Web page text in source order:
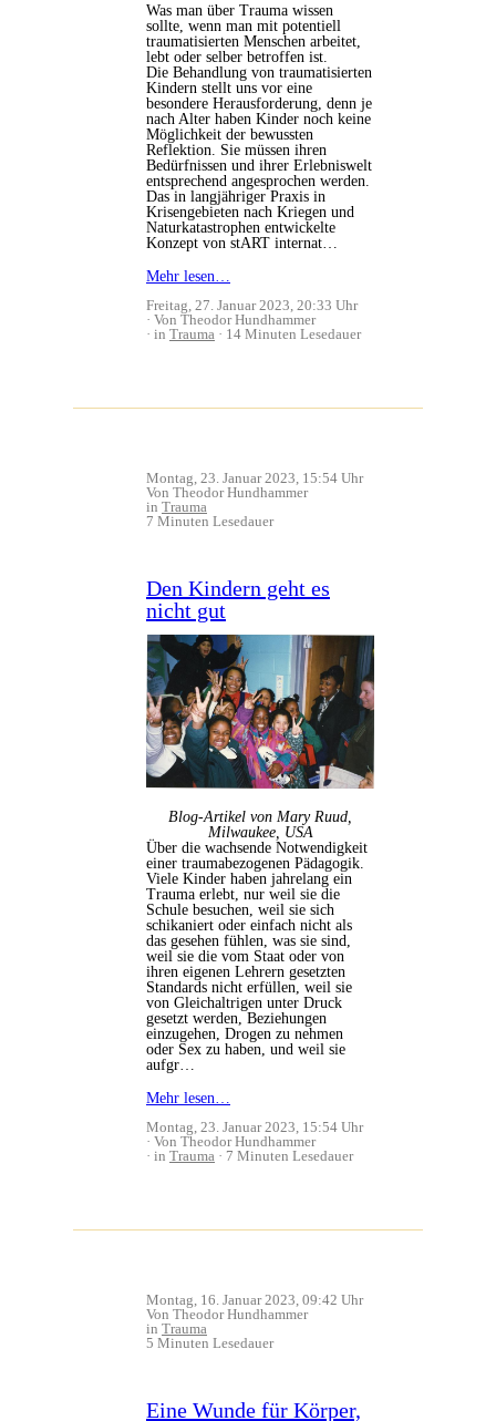
Was man über Trauma wissen
sollte, wenn man mit potentiell
traumatisierten Menschen arbeitet,
lebt oder selber betroffen ist.
Die Behandlung von traumatisierten
Kindern stellt uns vor eine
besondere Herausforderung, denn je
nach Alter haben Kinder noch keine
Möglichkeit der bewussten
Reflektion. Sie müssen ihren
Bedürfnissen und ihrer Erlebniswelt
entsprechend angesprochen werden.
Das in langjähriger Praxis in
Krisengebieten nach Kriegen und
Naturkatastrophen entwickelte
Konzept von stART internat…
Mehr lesen…
Freitag, 27. Januar 2023, 20:33 Uhr
Von Theodor Hundhammer
in Trauma 14 Minuten Lesedauer
Montag, 23. Januar 2023, 15:54 Uhr
Von Theodor Hundhammer
in Trauma
7 Minuten Lesedauer
Den Kindern geht es
nicht gut
Blog-Artikel von Mary Ruud,
Milwaukee, USA
Über die wachsende Notwendigkeit
einer traumabezogenen Pädagogik.
Viele Kinder haben jahrelang ein
Trauma erlebt, nur weil sie die
Schule besuchen, weil sie sich
schikaniert oder einfach nicht als
das gesehen fühlen, was sie sind,
weil sie die vom Staat oder von
ihren eigenen Lehrern gesetzten
Standards nicht erfüllen, weil sie
von Gleichaltrigen unter Druck
gesetzt werden, Beziehungen
einzugehen, Drogen zu nehmen
oder Sex zu haben, und weil sie
aufgr…
Mehr lesen…
Montag, 23. Januar 2023, 15:54 Uhr
Von Theodor Hundhammer
in Trauma 7 Minuten Lesedauer
Montag, 16. Januar 2023, 09:42 Uhr
Von Theodor Hundhammer
in Trauma
5 Minuten Lesedauer
Eine Wunde für Körper,